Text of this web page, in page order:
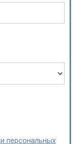
персональных